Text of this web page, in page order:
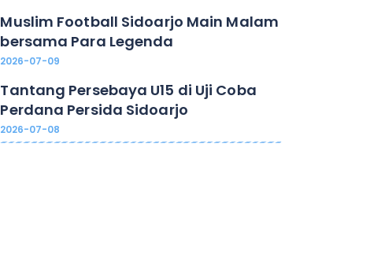
Muslim Football Sidoarjo Main Malam
bersama Para Legenda
2026-07-09
Tantang Persebaya U15 di Uji Coba
Perdana Persida Sidoarjo
2026-07-08